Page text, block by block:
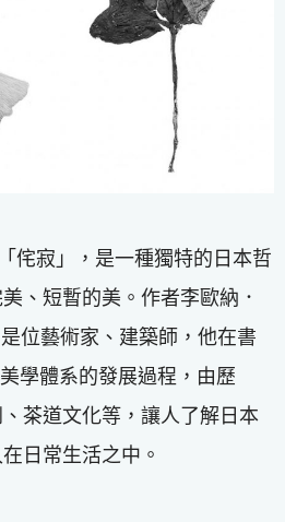
「侘寂」，是一種獨特的日本哲
、短暫的美。作者李歐納．
位藝術家、建築師，他在書
學體系的發展過程，由歷
茶道文化等，讓人了解日本
日常生活之中。